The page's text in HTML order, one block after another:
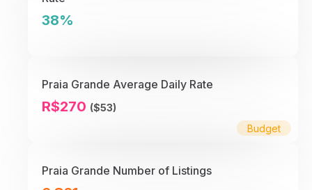
38%
Praia Grande Average Daily Rate
R$270 ($53)
Budget
Praia Grande Number of Listings